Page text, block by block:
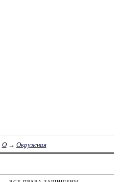
О→ Окружная